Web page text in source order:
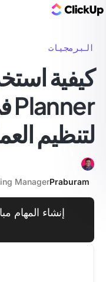
البرمجيات
لتنظيم
Praburam
Manager
إنشاء المهام